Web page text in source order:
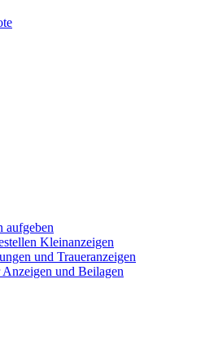
aufgeben
Kleinanzeigen
und Traueranzeigen
und Beilagen